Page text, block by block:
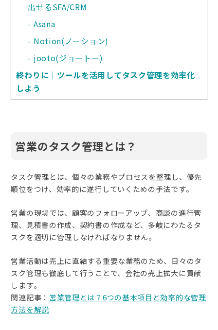
出せるSFA/CRM
Asana
Notion(ノーション)
jooto(ジョートー)
終わりに｜ツールを活用してタスク管理を効率化
しよう
営業のタスク管理とは？
タスク管理とは、個々の業務やプロセスを整理し、優先
順位をつけ、効率的に遂行していくための手法です。
営業の現場では、顧客のフォローアップ、商談の進行管
理、見積書の作成、契約書の作成など、多岐にわたるタ
スクを適切に管理しなければなりません。
営業活動は売上に直結する重要な業務のため、日々のタ
スク管理も徹底して行うことで、会社の売上拡大に貢献
します。
関連記事： 営業管理とは？6つの基本項目と効率的な管理
方法を解説